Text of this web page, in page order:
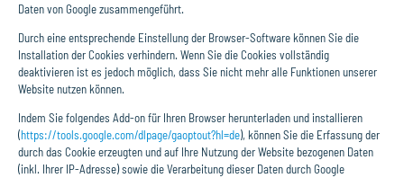
Daten von Google zusammengeführt.
Durch eine entsprechende Einstellung der Browser-Software können Sie die
Installation der Cookies verhindern. Wenn Sie die Cookies vollständig
deaktivieren ist es jedoch möglich, dass Sie nicht mehr alle Funktionen unserer
Website nutzen können.
Indem Sie folgendes Add-on für Ihren Browser herunterladen und installieren
(https://tools.google.com/dlpage/gaoptout?hl=de), können Sie die Erfassung der
durch das Cookie erzeugten und auf Ihre Nutzung der Website bezogenen Daten
(inkl. Ihrer IP-Adresse) sowie die Verarbeitung dieser Daten durch Google